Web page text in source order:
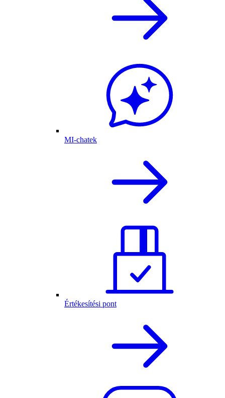
MI-chatek
Értékesítési pont